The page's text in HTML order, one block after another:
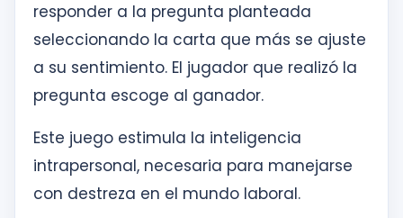
responder a la pregunta planteada
seleccionando la carta que más se ajuste
a su sentimiento. El jugador que realizó la
pregunta escoge al ganador.
Este juego estimula la inteligencia
intrapersonal, necesaria para manejarse
con destreza en el mundo laboral.